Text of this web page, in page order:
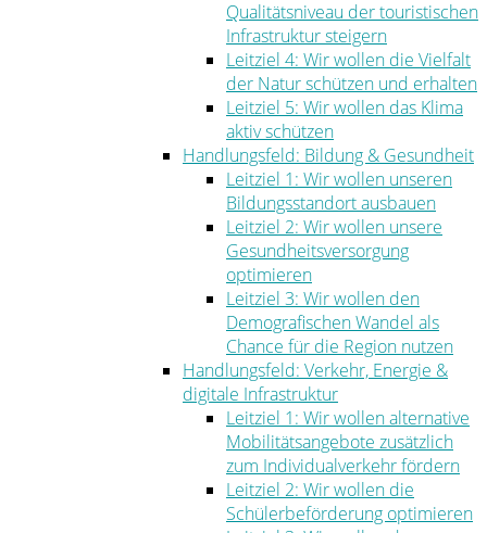
Qualitätsniveau der touristischen
Infrastruktur steigern
Leitziel 4: Wir wollen die Vielfalt
der Natur schützen und erhalten
Leitziel 5: Wir wollen das Klima
aktiv schützen
Handlungsfeld: Bildung & Gesundheit
Leitziel 1: Wir wollen unseren
Bildungsstandort ausbauen
Leitziel 2: Wir wollen unsere
Gesundheitsversorgung
optimieren
Leitziel 3: Wir wollen den
Demografischen Wandel als
Chance für die Region nutzen
Handlungsfeld: Verkehr, Energie &
digitale Infrastruktur
Leitziel 1: Wir wollen alternative
Mobilitätsangebote zusätzlich
zum Individualverkehr fördern
Leitziel 2: Wir wollen die
Schülerbeförderung optimieren